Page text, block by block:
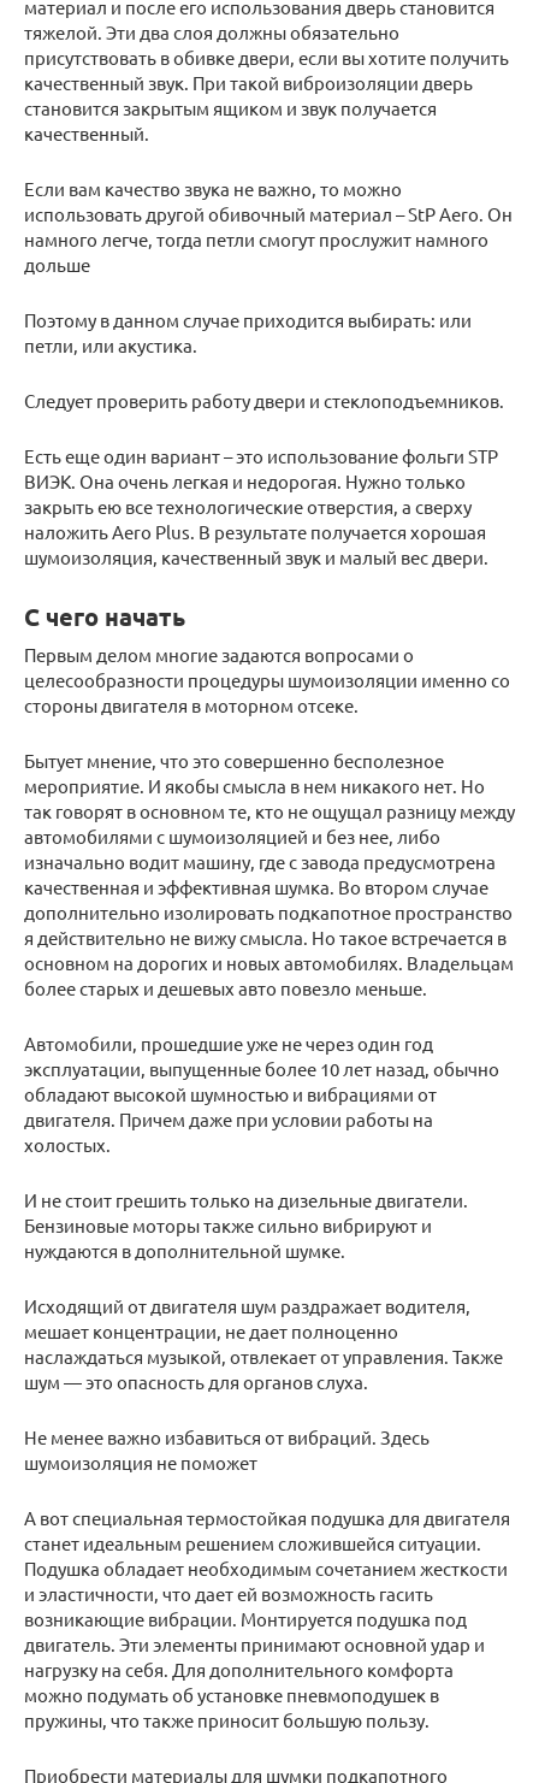
материал и после его использования дверь становится
тяжелой. Эти два слоя должны обязательно
присутствовать в обивке двери, если вы хотите получить
качественный звук. При такой виброизоляции дверь
становится закрытым ящиком и звук получается
качественный.
Если вам качество звука не важно, то можно
использовать другой обивочный материал – StP Aero. Он
намного легче, тогда петли смогут прослужит намного
дольше
Поэтому в данном случае приходится выбирать: или
петли, или акустика.
Следует проверить работу двери и стеклоподъемников.
Есть еще один вариант – это использование фольги STP
ВИЭК. Она очень легкая и недорогая. Нужно только
закрыть ею все технологические отверстия, а сверху
наложить Aero Plus. В результате получается хорошая
шумоизоляция, качественный звук и малый вес двери.
С чего начать
Первым делом многие задаются вопросами о
целесообразности процедуры шумоизоляции именно со
стороны двигателя в моторном отсеке.
Бытует мнение, что это совершенно бесполезное
мероприятие. И якобы смысла в нем никакого нет. Но
так говорят в основном те, кто не ощущал разницу между
автомобилями с шумоизоляцией и без нее, либо
изначально водит машину, где с завода предусмотрена
качественная и эффективная шумка. Во втором случае
дополнительно изолировать подкапотное пространство
я действительно не вижу смысла. Но такое встречается в
основном на дорогих и новых автомобилях. Владельцам
более старых и дешевых авто повезло меньше.
Автомобили, прошедшие уже не через один год
эксплуатации, выпущенные более 10 лет назад, обычно
обладают высокой шумностью и вибрациями от
двигателя. Причем даже при условии работы на
холостых.
И не стоит грешить только на дизельные двигатели.
Бензиновые моторы также сильно вибрируют и
нуждаются в дополнительной шумке.
Исходящий от двигателя шум раздражает водителя,
мешает концентрации, не дает полноценно
наслаждаться музыкой, отвлекает от управления. Также
шум — это опасность для органов слуха.
Не менее важно избавиться от вибраций. Здесь
шумоизоляция не поможет
А вот специальная термостойкая подушка для двигателя
станет идеальным решением сложившейся ситуации.
Подушка обладает необходимым сочетанием жесткости
и эластичности, что дает ей возможность гасить
возникающие вибрации. Монтируется подушка под
двигатель. Эти элементы принимают основной удар и
нагрузку на себя. Для дополнительного комфорта
можно подумать об установке пневмоподушек в
пружины, что также приносит большую пользу.
Приобрести материалы для шумки подкапотного